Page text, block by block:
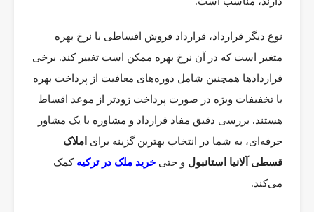
نوع دیگر قرارداد، قرارداد فروش اقساطی با نرخ بهره
متغیر است که در آن نرخ بهره ممکن است تغییر کند. برخی
قراردادها همچنین شامل دوره‌های معافیت از پرداخت بهره
یا تخفیفات ویژه در صورت پرداخت زودتر از موعد اقساط
هستند. بررسی دقیق مفاد قرارداد و مشاوره با یک مشاور
حرفه‌ای، به شما در انتخاب بهترین گزینه برای املاک
قسطی آلانیا استانبول و حتی خرید ملک در ترکیه کمک
می‌کند.